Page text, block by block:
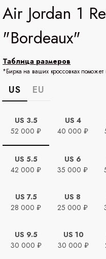
Air Jordan 1
"Bordeaux"
Таблица размеров
*Бирка на ваших кроссовках
US EU
US 3.5
52 000 ₽
US 4
40 000 ₽
US 5.5
42 000 ₽
US 6
35 000 ₽
US 7.5
28 000 ₽
US 8
25 000 ₽
US 9.5
30 000 ₽
US 10
30 000 ₽